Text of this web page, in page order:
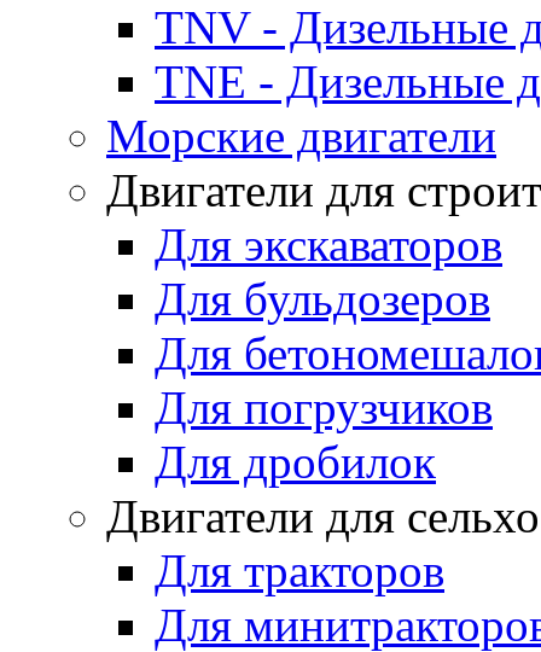
TNV - Дизельные
TNE - Дизельные
Морские двигатели
Двигатели для
Для экскаваторов
Для бульдозеров
Для
Для погрузчиков
Для дробилок
Двигатели для
Для тракторов
Для